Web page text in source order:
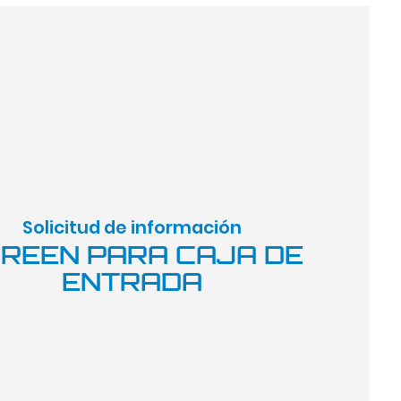
Solicitud de información
PARA CAJA DE
ENTRADA